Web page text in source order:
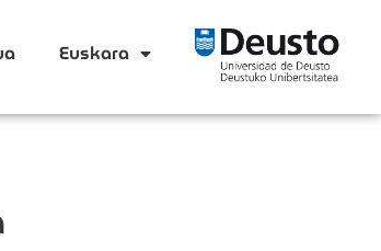
Euskara